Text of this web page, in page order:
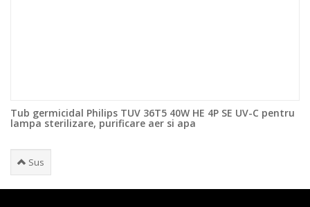
Tub germicidal Philips TUV 36T5 40W HE 4P SE UV-C pentru
lampa sterilizare, purificare aer si apa
Sus